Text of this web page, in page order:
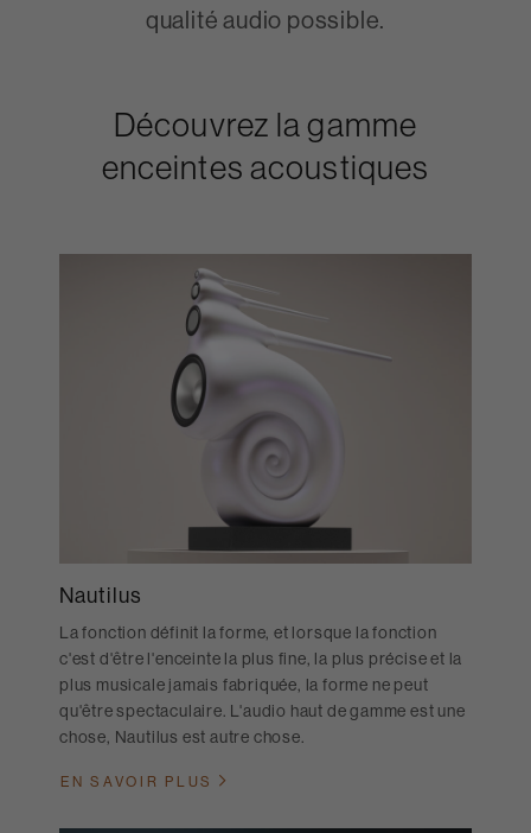
qualité audio possible.
Découvrez la gamme
enceintes acoustiques
Nautilus
La fonction définit la forme, et lorsque la fonction
c'est d'être l'enceinte la plus fine, la plus précise et la
plus musicale jamais fabriquée, la forme ne peut
qu'être spectaculaire. L'audio haut de gamme est une
chose, Nautilus est autre chose.
EN SAVOIR PLUS